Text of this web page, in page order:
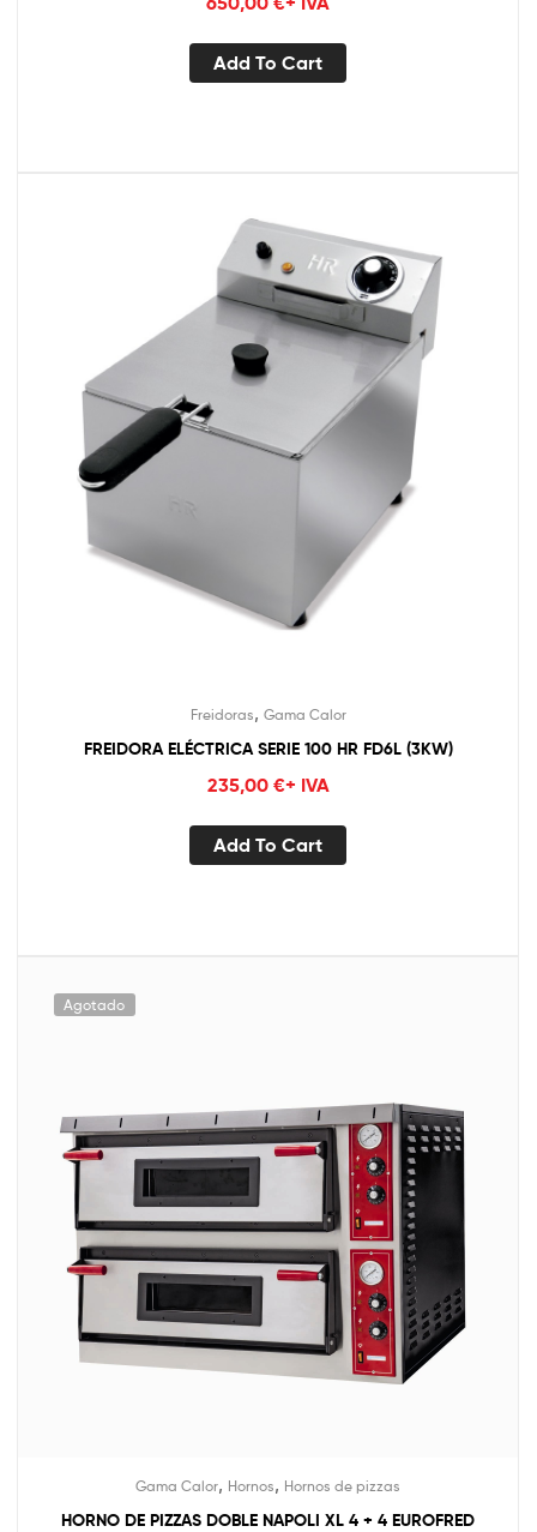
Add To Cart
Freidoras, Gama Calor
FREIDORA ELÉCTRICA SERIE 100 HR FD6L (3KW)
235,00 €+ IVA
Add To Cart
Agotado
Gama Calor, Hornos, Hornos de pizzas
HORNO DE PIZZAS DOBLE NAPOLI XL 4 + 4 EUROFRED